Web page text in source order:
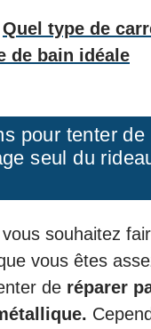
Quel type de
de bain idéale
pour tenter de
seul du
souhaitez
vous êtes
de réparer